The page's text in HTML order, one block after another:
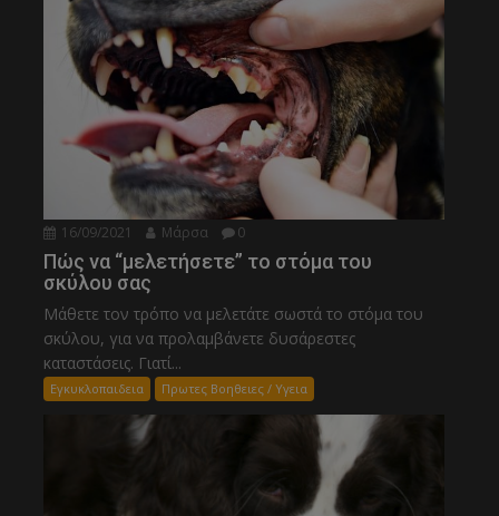
16/09/2021 Μάρσα 0
Πώς να “μελετήσετε” το στόμα του
σκύλου σας
Μάθετε τον τρόπο να μελετάτε σωστά το στόμα του
σκύλου, για να προλαμβάνετε δυσάρεστες
καταστάσεις. Γιατί...
Εγκυκλοπαιδεια Πρωτες Βοηθειες / Υγεια